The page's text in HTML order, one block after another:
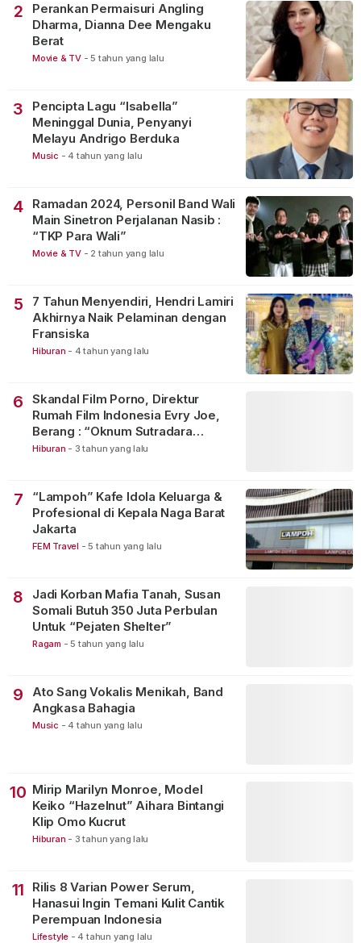
2
Perankan Permaisuri Angling
Dharma, Dianna Dee Mengaku
Berat
Movie & TV - 5 tahun yang lalu
3
Pencipta Lagu “Isabella”
Meninggal Dunia, Penyanyi
Melayu Andrigo Berduka
Music - 4 tahun yang lalu
4
Ramadan 2024, Personil Band Wali
Main Sinetron Perjalanan Nasib :
“TKP Para Wali”
Movie & TV - 2 tahun yang lalu
5
7 Tahun Menyendiri, Hendri Lamiri
Akhirnya Naik Pelaminan dengan
Fransiska
Hiburan - 4 tahun yang lalu
6
Skandal Film Porno, Direktur
Rumah Film Indonesia Evry Joe,
Berang : “Oknum Sutradara
Merusak Perfilman Indonesia”!
Hiburan - 3 tahun yang lalu
7
“Lampoh” Kafe Idola Keluarga &
Profesional di Kepala Naga Barat
Jakarta
FEM Travel - 5 tahun yang lalu
8
Jadi Korban Mafia Tanah, Susan
Somali Butuh 350 Juta Perbulan
Untuk “Pejaten Shelter”
Ragam - 5 tahun yang lalu
9
Ato Sang Vokalis Menikah, Band
Angkasa Bahagia
Music - 4 tahun yang lalu
10 Mirip Marilyn Monroe, Model
Keiko “Hazelnut” Aihara Bintangi
Klip Omo Kucrut
Hiburan - 3 tahun yang lalu
11
Rilis 8 Varian Power Serum,
Hanasui Ingin Temani Kulit Cantik
Perempuan Indonesia
Lifestyle - 4 tahun yang lalu